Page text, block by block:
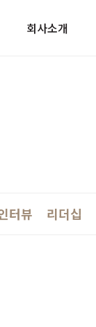
사이트회사소개
터뷰 리더십